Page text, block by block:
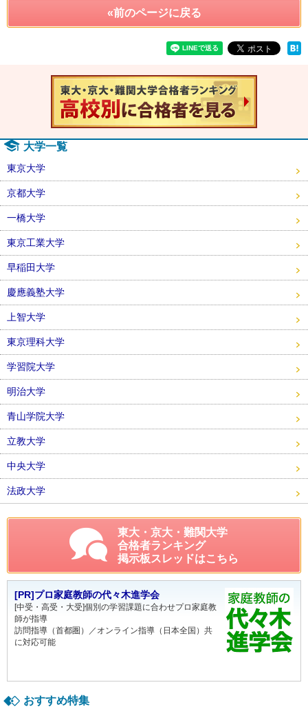
«前のページに戻る
大学一覧
東京大学
京都大学
一橋大学
東京工業大学
早稲田大学
慶應義塾大学
上智大学
東京理科大学
学習院大学
明治大学
青山学院大学
立教大学
中央大学
法政大学
東大・京大・難関大学
合格者ランキング
掲示板スレッドはこちら
[PR]プロ家庭教師の代々木進学会
[中受・高受・大受]個別の学習課題に合わせプロ家庭教
師が指導
訪問指導（首都圏）／オンライン指導（日本全国）共
に対応可能
おすすめ特集